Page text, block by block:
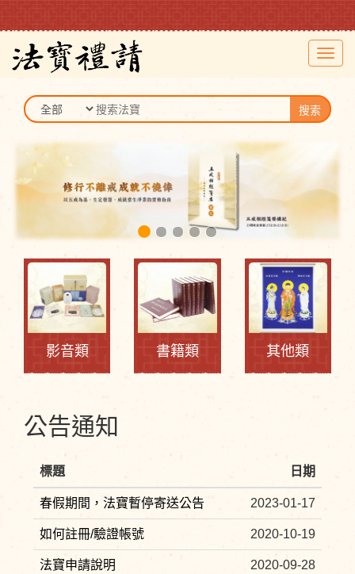
搜索
影音類 書籍類 其他類
公告通知
標題 日期
春假期間，法寶暫停寄送公告 2023-01-17
如何註冊/驗證帳號 2020-10-19
法寶申請說明 2020-09-28